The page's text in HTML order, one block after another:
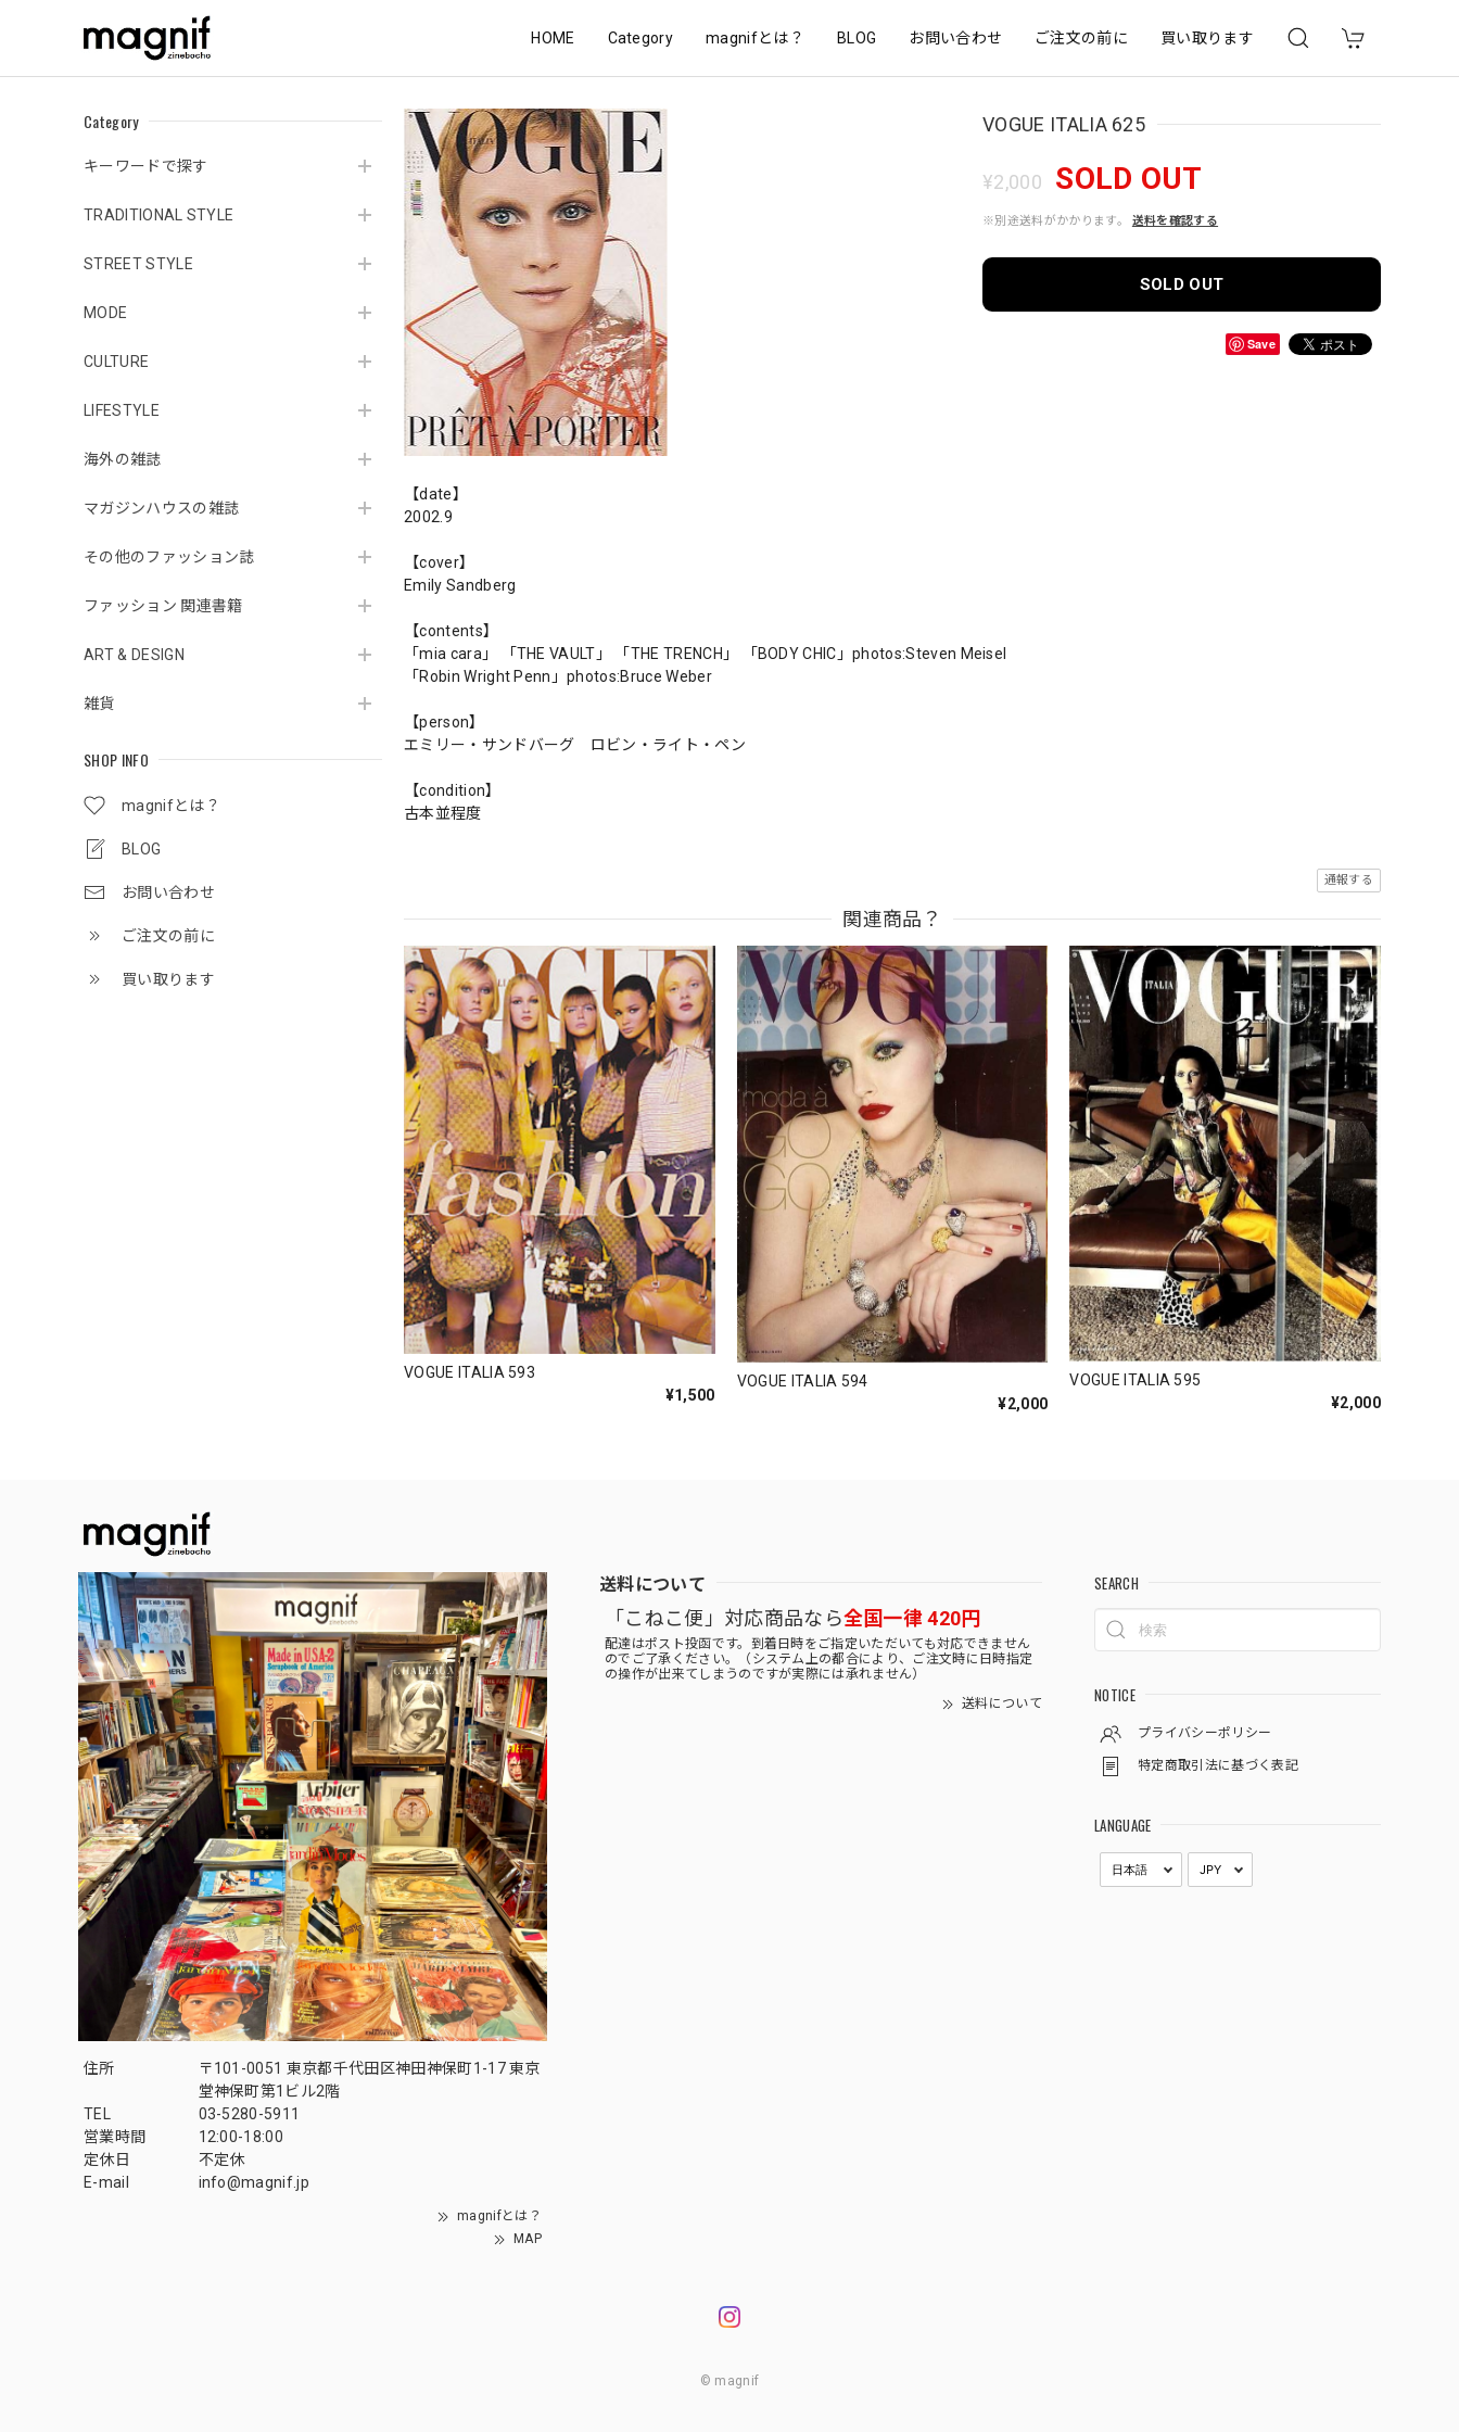
HOME Category magnifとは？ BLOG お問い合わせ ご注文の前に 買い取ります
Category
キーワードで探す
TRADITIONAL STYLE
STREET STYLE
MODE
CULTURE
LIFESTYLE
海外の雑誌
マガジンハウスの雑誌
その他のファッション誌
ファッション 関連書籍
ART & DESIGN
雑貨
SHOP INFO
magnifとは？
BLOG
お問い合わせ
ご注文の前に
買い取ります
VOGUE ITALIA 625
¥2,000 SOLD OUT
※別途送料がかかります。 送料を確認する
SOLD OUT
Save
【date】
2002.9
【cover】
Emily Sandberg
【contents】
「mia cara」 「THE VAULT」 「THE TRENCH」 「BODY CHIC」photos:Steven Meisel
「Robin Wright Penn」photos:Bruce Weber
【person】
エミリー・サンドバーグ ロビン・ライト・ペン
【condition】
古本並程度
通報する
関連商品？
VOGUE ITALIA 593
¥1,500
VOGUE ITALIA 594
¥2,000
VOGUE ITALIA 595
¥2,000
住所
〒101-0051 東京都千代田区神田神保町1-17 東京
堂神保町第1ビル2階
TEL
03-5280-5911
営業時間
12:00-18:00
定休日
不定休
E-mail
info@magnif.jp
magnifとは？
MAP
送料について
「こねこ便」対応商品なら全国一律 420円
配達はポスト投函です。到着日時をご指定いただいても対応できません
のでご了承ください。（システム上の都合により、ご注文時に日時指定
の操作が出来てしまうのですが実際には承れません）
送料について
SEARCH
NOTICE
プライバシーポリシー
特定商取引法に基づく表記
LANGUAGE
© magnif